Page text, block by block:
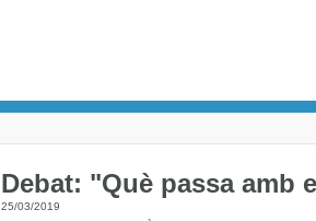
Debat: "Què passa amb
25/03/2019